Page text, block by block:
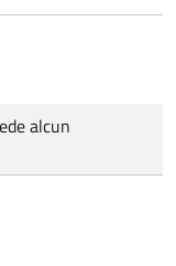
alcun